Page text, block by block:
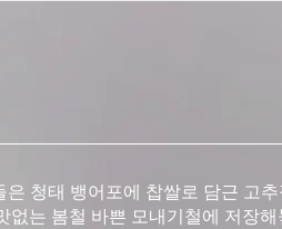
은 청태 뱅어포에 찹쌀로 담근 고
없는 봄철 바쁜 모내기철에 저장